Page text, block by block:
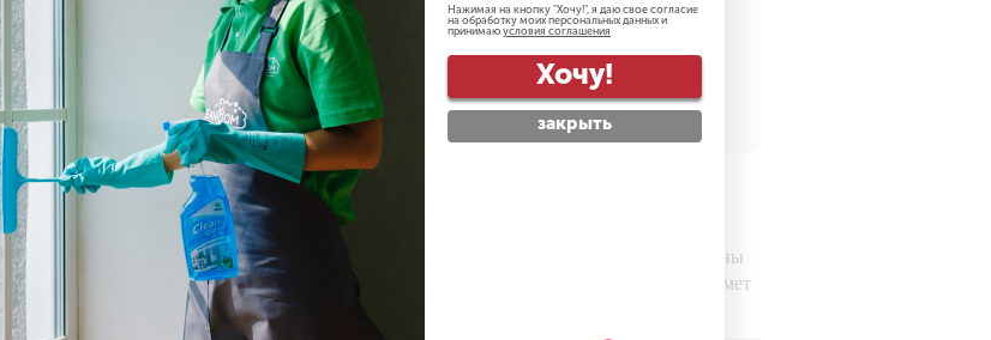
ознакомлен(-а) и даюсогласиена обработку персональных данных
скидках и акциях
Используем свои средства
Приезжаем на уборку с
профессиональными моющими
средствами и необходимым
оборудованием
Все наши сотрудники проверены
службой безопасности на предмет
Нажимая на кнопку "Хочу!", я даю свое согласие
на обработку моих персональных данных и
принимаю условия соглашения
Хочу!
закрыть